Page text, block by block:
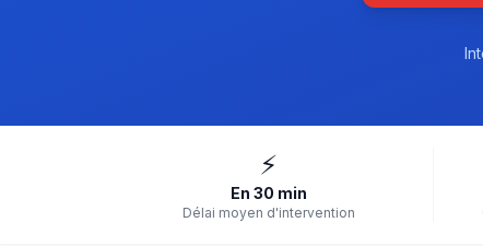
⚡
En 30 min
Délai moyen d'intervention